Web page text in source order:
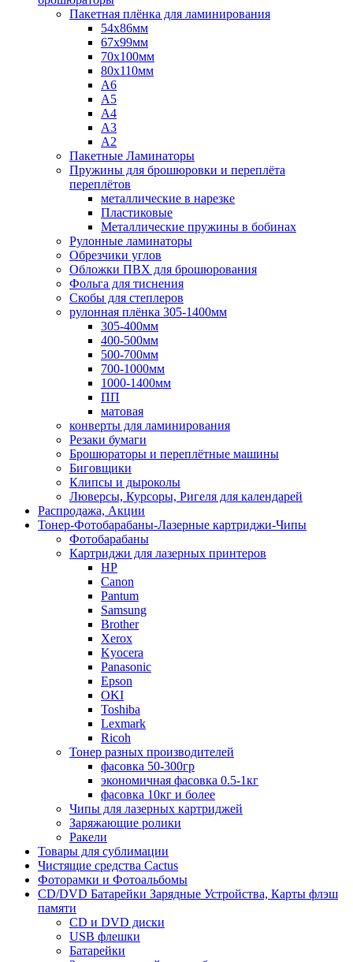
Пакетная плёнка для ламинирования
54x86мм
67x99мм
70х100мм
80x110мм
A6
A5
A4
A3
A2
Пакетные Ламинаторы
Пружины для брошюровки и переплёта
переплётов
металлические в нарезке
Пластиковые
Металлические пружины в бобинах
Рулонные ламинаторы
Обрезчики углов
Обложки ПВХ для брошюрования
Фольга для тиснения
Скобы для степлеров
рулонная плёнка 305-1400мм
305-400мм
400-500мм
500-700мм
700-1000мм
1000-1400мм
ПП
матовая
конверты для ламинирования
Резаки бумаги
Брошюраторы и переплётные машины
Биговщики
Клипсы и дыроколы
Люверсы, Курсоры, Ригеля для календарей
Распродажа, Акции
Тонер-Фотобарабаны-Лазерные картриджи-Чипы
Фотобарабаны
Картриджи для лазерных принтеров
HP
Canon
Pantum
Samsung
Brother
Xerox
Kyocera
Panasonic
Epson
OKI
Toshiba
Lexmark
Ricoh
Тонер разных производителей
фасовка 50-300гр
экономичная фасовка 0.5-1кг
фасовка 10кг и более
Чипы для лазерных картриджей
Заряжающие ролики
Ракели
Товары для сублимации
Чистящие средства Cactus
Фоторамки и Фотоальбомы
CD/DVD Батарейки Зарядные Устройства, Карты флэш
памяти
CD и DVD диски
USB флешки
Батарейки